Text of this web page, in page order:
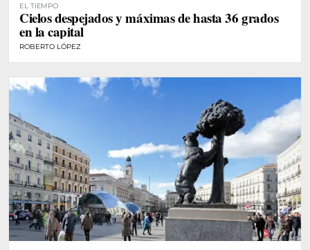
EL TIEMPO
Cielos despejados y máximas de hasta 36 grados
en la capital
ROBERTO LÓPEZ